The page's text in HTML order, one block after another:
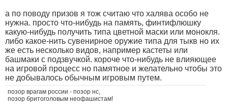
а по поводу призов я тож считаю что халява особо не
нужна. просто что-нибудь на память, финтифлюшку
какую-нибудь получить типа цветной маски или монокля.
либо какое-нить сувенирное оружие типа для тыкв но их
же есть несколько видов, например кастеты или
башмаки с подзвучкой. короче что-нибудь не влияющее
на игровой процесс но памятное и желательно чтобы это
не добывалось обычным игровым путем.
позор врагам россии - позор нс,
позор бритоголовым неофашистам!